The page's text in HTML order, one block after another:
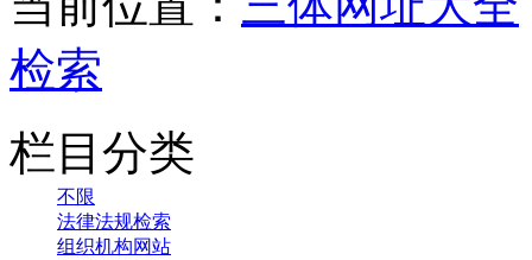
检索
栏目分类
不限
法律法规检索
组织机构网站